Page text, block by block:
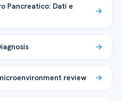
Pancreatico: Dati e
review